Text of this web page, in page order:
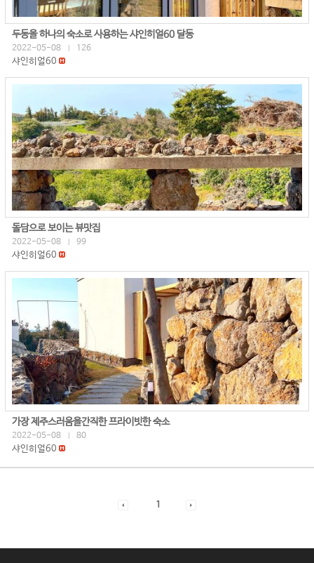
두동을 하나의 숙소로 사용하는 샤인히얼60 달동
2022-05-08 126
샤인히얼60
돌담으로 보이는 뷰맛집
2022-05-08 99
샤인히얼60
가장 제주스러움을간직한 프라이빗한 숙소
2022-05-08 80
샤인히얼60
1